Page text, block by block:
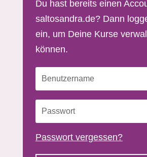
Du hast bereits einen
saltosandra.de? Dann
ein, um Deine Kurse
können.
Passwort vergessen?